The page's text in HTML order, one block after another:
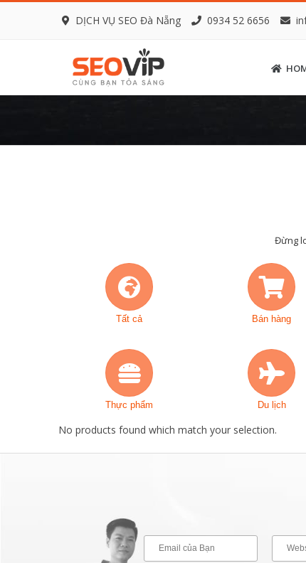
DỊCH VỤ SEO Đà Nẵng 0934 52 6656
Đừng
Tất cả Bán hàng
Thực phẩm Du lịch
No products found which match your selection.